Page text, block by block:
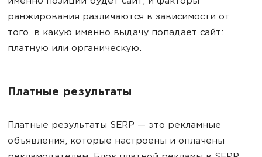
ранжирования различаются в зависимости от
того, в какую именно выдачу попадает сайт:
платную или органическую.
Платные результаты
Платные результаты SERP — это рекламные
объявления, которые настроены и оплачены